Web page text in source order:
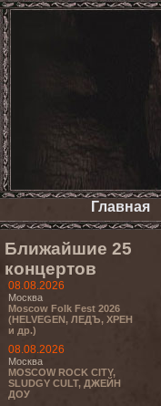
Главная
Ближайшие 25
концертов
08.08.2026
Москва
Moscow Folk Fest 2026
(HELVEGEN, ЛЕДЪ, ХРЕН
и др.)
08.08.2026
Москва
MOSCOW ROCK CITY,
SLUDGY CULT, ДЖЕЙН
ДОУ